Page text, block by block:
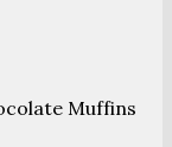
Muffins